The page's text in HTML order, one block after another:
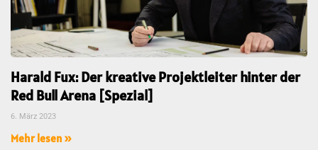
Harald Fux: Der kreative Projektleiter hinter der
Red Bull Arena [Spezial]
6. März 2023
Mehr lesen »